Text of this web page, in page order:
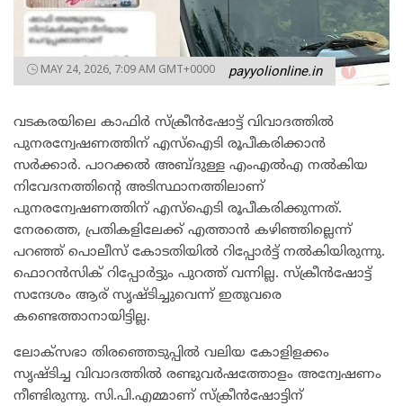
MAY 24, 2026, 7:09 AM GMT+0000 payyolionline.in
വടകരയിലെ കാഫിർ സ്ക്രീൻഷോട്ട് വിവാദത്തിൽ
പുനരന്വേഷണത്തിന് എസ്ഐടി രൂപീകരിക്കാൻ
സർക്കാർ. പാറക്കൽ അബ്ദുള്ള എംഎൽഎ നൽകിയ
നിവേദനത്തിന്റെ അടിസ്ഥാനത്തിലാണ്
പുനരന്വേഷണത്തിന് എസ്ഐടി രൂപീകരിക്കുന്നത്.
നേരത്തെ, പ്രതികളിലേക്ക് എത്താൻ കഴിഞ്ഞില്ലെന്ന്
പറഞ്ഞ് പൊലീസ് കോടതിയിൽ റിപ്പോർട്ട് നൽകിയിരുന്നു.
ഫൊറൻസിക് റിപ്പോർട്ടും പുറത്ത് വന്നില്ല. സ്ക്രീൻഷോട്ട്
സന്ദേശം ആര് സൃഷ്ടിച്ചുവെന്ന് ഇതുവരെ
കണ്ടെത്താനായിട്ടില്ല.
ലോക്സഭാ തിരഞ്ഞെടുപ്പിൽ വലിയ കോളിളക്കം
സൃഷ്ടിച്ച വിവാദത്തിൽ രണ്ടുവർഷത്തോളം അന്വേഷണം
നീണ്ടിരുന്നു. സി.പി.എമ്മാണ് സ്‌ക്രീൻഷോട്ടിന്